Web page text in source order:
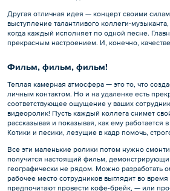
Другая отличная идея — концерт своими
выступление талантливого коллеги-
когда каждый исполняет по одной песне.
прекрасным настроением. И, конечно,
Фильм, фильм, фильм!
Теплая камерная атмосфера — это то, что
личным контактом. Но и на удаленке есть
соответствующее ощущение у ваших
видеоролик! Пусть каждый коллега снимет
рассказывая и показывая, как ему работается
Котики и песики, лезущие в кадр помочь,
Все эти маленькие ролики потом нужно
получится настоящий фильм,
географически не рядом. Можно разработать
рабочее место сотрудников выглядит во
предпочитают провести кофе-брейк, — или